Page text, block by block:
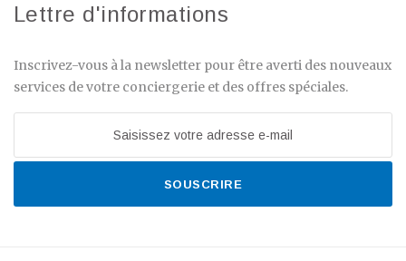
Lettre d'informations
Inscrivez-vous à la newsletter pour être averti des nouveaux
services de votre conciergerie et des offres spéciales.
SOUSCRIRE